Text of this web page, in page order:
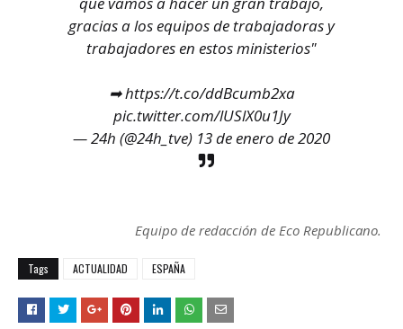
gracias a los equipos de trabajadoras y
trabajadores en estos ministerios"
➡https://t.co/ddBcumb2xa
pic.twitter.com/lUSlX0u1Jy
— 24h (@24h_tve) 13 de enero de 2020
Equipo de redacción de Eco Republicano.
Tags ACTUALIDAD ESPAÑA